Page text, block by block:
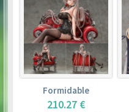
Formidable
210.27 €